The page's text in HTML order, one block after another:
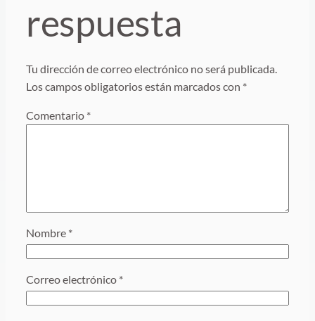
respuesta
Tu dirección de correo electrónico no será publicada.
Los campos obligatorios están marcados con *
Comentario *
Nombre *
Correo electrónico *